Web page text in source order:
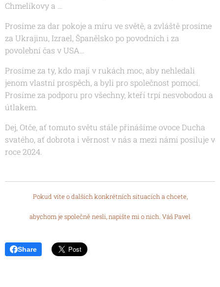
Chmelíkovy a …
Prosíme za dar pokoje a míru ve světě, a zvláště prosíme
za Ukrajinu, Izrael, Španělsko po povodních i za
povolební čas v USA…
Prosíme za ty, kdo mají v rukách moc, aby nehledali
jenom vlastní prospěch, a byli pro společnost pomocí.
Prosíme za podporu pro všechny, kteří trpí nesvobodou a
útlakem.
Dej, Otče, ať tomuto světu stále přinášíme ovoce Ducha
svatého, ať dobrota i věrnost v nás a mezi námi posiluje v
roce 2024.
Pokud víte o dalších konkrétních situacích a chcete,
abychom je společně nesli, napište mi o nich. Váš Pavel
Share